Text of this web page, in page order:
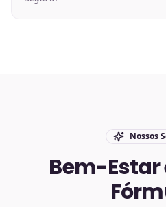
Nossos
Bem-Estar